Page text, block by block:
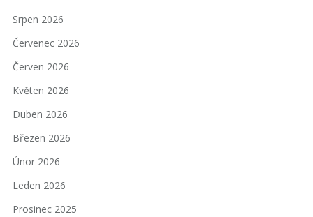
Srpen 2026
Červenec 2026
Červen 2026
Květen 2026
Duben 2026
Březen 2026
Únor 2026
Leden 2026
Prosinec 2025